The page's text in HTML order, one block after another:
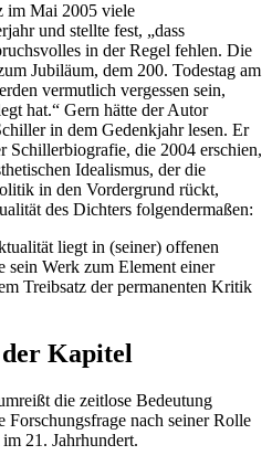
im Mai 2005 viele
und stellte fest, „dass
in der Regel fehlen. Die
Jubiläum, dem 200. Todestag am
vermutlich vergessen sein,
hat.“ Gern hätte der Autor
in dem Gedenkjahr lesen. Er
Schillerbiografie, die 2004 erschien,
Idealismus, der die
in den Vordergrund rückt,
des Dichters folgendermaßen:
liegt in (seiner) offenen
sein Werk zum Element einer
Treibsatz der permanenten Kritik
der Kapitel
die zeitlose Bedeutung
nach seiner Rolle
21. Jahrhundert.